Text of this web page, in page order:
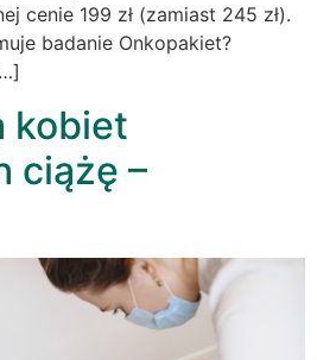
cenie 199 zł (zamiast 245 zł).
badanie Onkopakiet?
kobiet
ciążę –